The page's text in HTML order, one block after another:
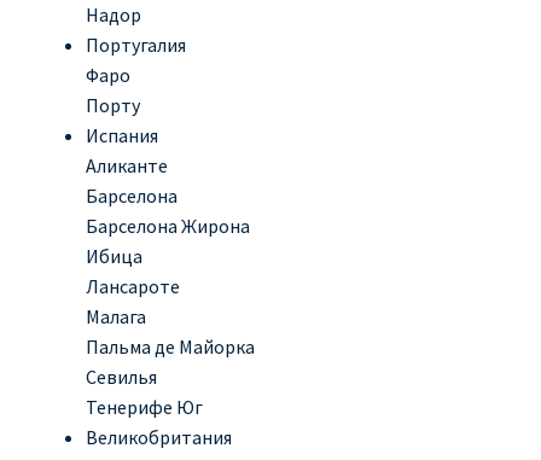
Надор
Португалия
Фаро
Порту
Испания
Аликанте
Барселона
Барселона Жирона
Ибица
Лансароте
Малага
Пальма де Майорка
Севилья
Тенерифе Юг
Великобритания